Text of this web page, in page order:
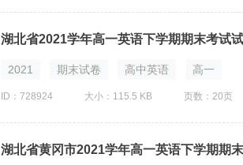
湖北省2021学年高一英语下学期期末考试
2021 期末试卷 高中英语 高一
ID：728924 大小：115.5 KB 页数：20页
湖北省黄冈市2021学年高一英语下学期期